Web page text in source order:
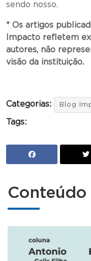
sendo nosso.
* Os artigos
Impacto refletem
autores, não
visão da instituição.
Categorias: Blog
Tags: